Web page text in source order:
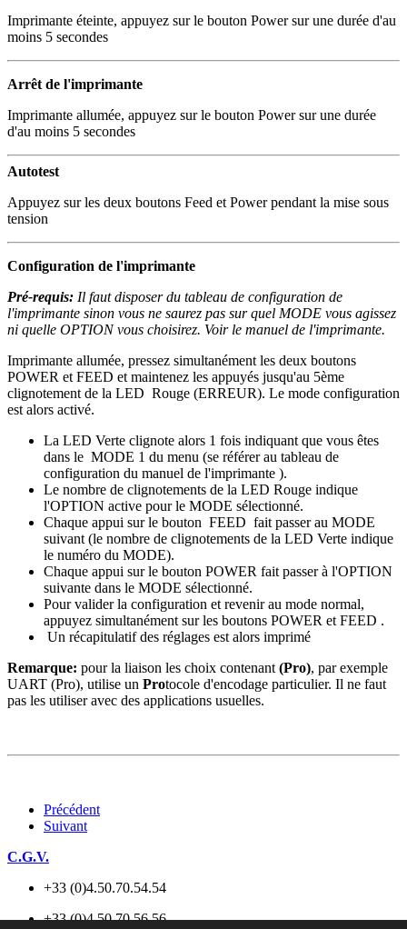
Imprimante éteinte, appuyez sur le bouton Power sur une durée d'au
moins 5 secondes
Arrêt de l'imprimante
Imprimante allumée, appuyez sur le bouton Power sur une durée
d'au moins 5 secondes
Autotest
Appuyez sur les deux boutons Feed et Power pendant la mise sous
tension
Configuration de l'imprimante
Pré-requis: Il faut disposer du tableau de configuration de
l'imprimante sinon vous ne saurez pas sur quel MODE vous agissez
ni quelle OPTION vous choisirez. Voir le manuel de l'imprimante.
Imprimante allumée, pressez simultanément les deux boutons
POWER et FEED et maintenez les appuyés jusqu'au 5ème
clignotement de la LED Rouge (ERREUR). Le mode configuration
est alors activé.
La LED Verte clignote alors 1 fois indiquant que vous êtes
dans le MODE 1 du menu (se référer au tableau de
configuration du manuel de l'imprimante ).
Le nombre de clignotements de la LED Rouge indique
l'OPTION active pour le MODE sélectionné.
Chaque appui sur le bouton FEED fait passer au MODE
suivant (le nombre de clignotements de la LED Verte indique
le numéro du MODE).
Chaque appui sur le bouton POWER fait passer à l'OPTION
suivante dans le MODE sélectionné.
Pour valider la configuration et revenir au mode normal,
appuyez simultanément sur les boutons POWER et FEED .
Un récapitulatif des réglages est alors imprimé
Remarque: pour la liaison les choix contenant (Pro), par exemple
UART (Pro), utilise un Protocole d'encodage particulier. Il ne faut
pas les utiliser avec des applications usuelles.
Précédent
Suivant
C.G.V.
+33 (0)4.50.70.54.54
+33 (0)4.50.70.56.56